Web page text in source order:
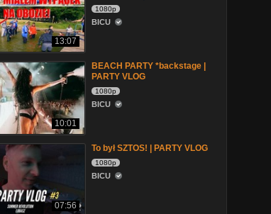
13:07
1080p
BICU
10:01
BEACH PARTY *backstage |
PARTY VLOG
1080p
BICU
07:56
To był SZTOS! | PARTY VLOG
1080p
BICU